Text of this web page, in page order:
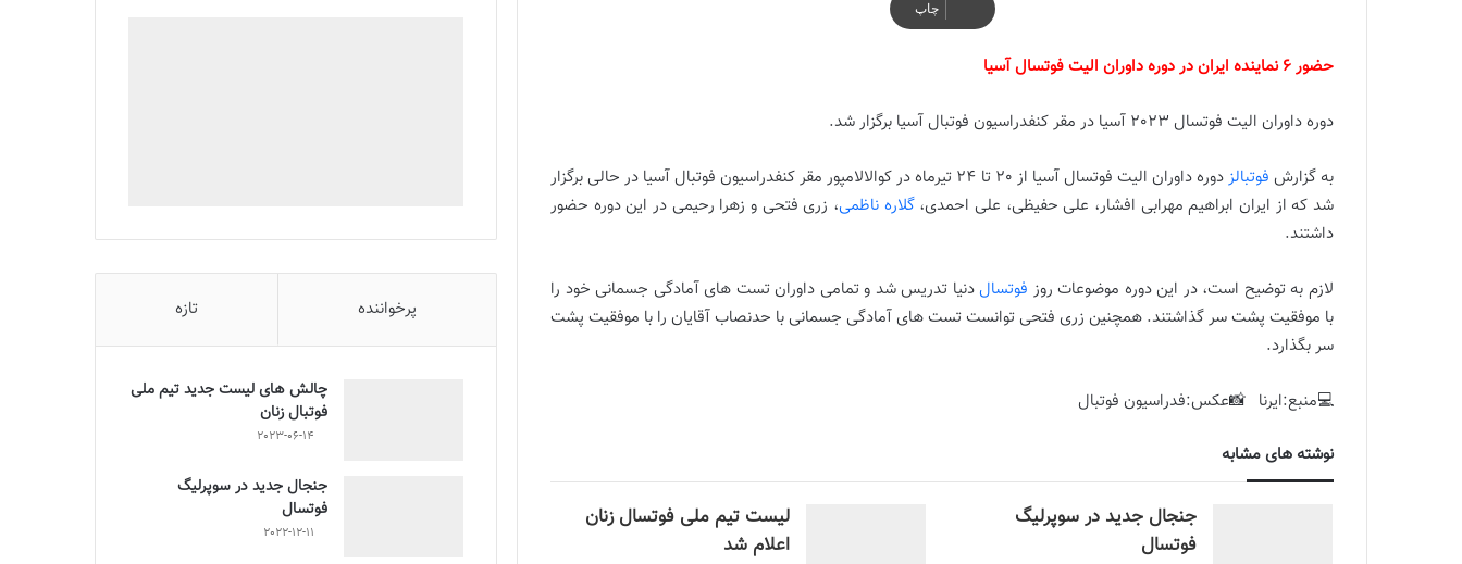
چاپ
حضور 6 نماینده ایران در دوره داوران الیت فوتسال آسیا
دوره داوران الیت فوتسال 2023 آسیا در مقر کنفدراسیون فوتبال آسیا برگزار شد.
به گزارش فوتبالز
دوره داوران الیت فوتسال آسیا از 20 تا 24 تیرماه در کوالالامپور مقر کنفدراسیون فوتبال آسیا در حالی برگزار
شد که از ایران ابراهیم مهرابی افشار، علی حفیظی، علی احمدی،گلاره ناظمی، زری فتحی و زهرا رحیمی در این دوره حضور
داشتند.
لازم به توضیح است، در این دوره موضوعات روز فوتسالدنیا تدریس شد و تمامی داوران تست های آمادگی جسمانی خود را
با موفقیت پشت سر گذاشتند. همچنین زری فتحی توانست تست های آمادگی جسمانی با حدنصاب آقایان را با موفقیت پشت
سر بگذارد.
💻منبع:ایرنا 📸عکس:فدراسیون فوتبال
نوشته های مشابه
جنجال جدید در سوپرلیگ
فوتسال
لیست تیم ملی فوتسال زنان
اعلام شد
پرخواننده تازه
چالش هاى ليست جدید تيم ملى
فوتبال زنان
2023-06-14
جنجال جدید در سوپرلیگ
فوتسال
2022-12-11